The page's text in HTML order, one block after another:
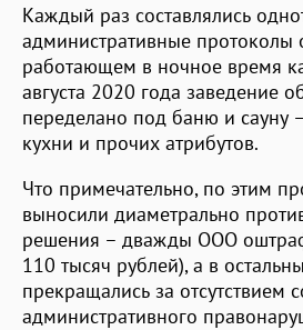
Каждый раз составлялись
административные протоколы
работающем в ночное время
августа 2020 года заведение
переделано под баню и сауну
кухни и прочих атрибутов.
Что примечательно, по этим
выносили диаметрально
решения – дважды ООО
110 тысяч рублей), а в
прекращались за отсутствием
административного